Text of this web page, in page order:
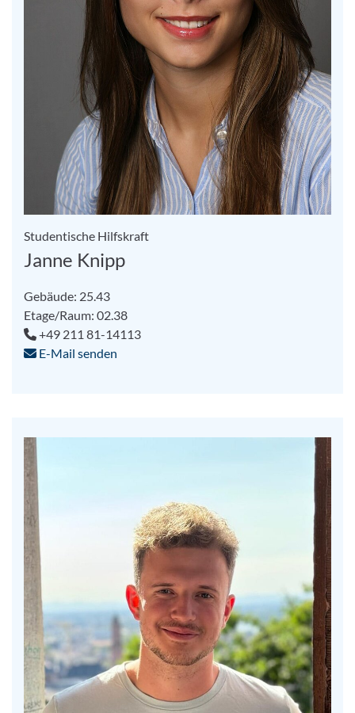
Studentische Hilfskraft
Janne Knipp
Gebäude: 25.43
Etage/Raum: 02.38
+49 211 81-14113
E-Mail senden